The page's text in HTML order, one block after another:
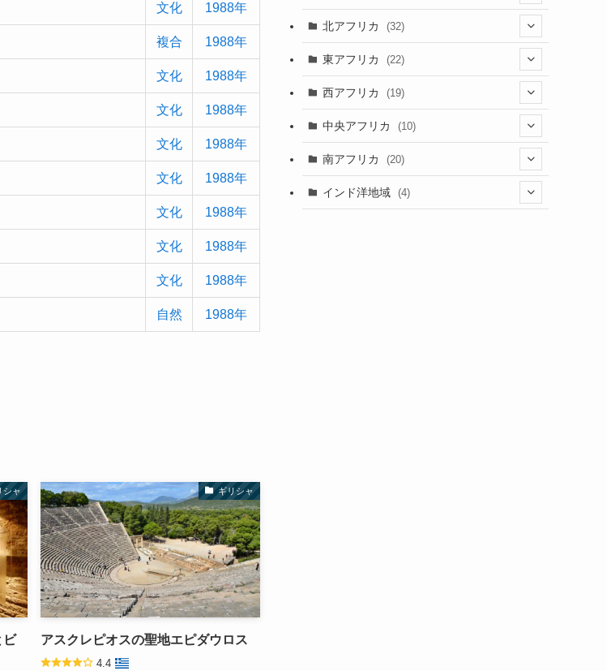
文化 1988年
複合 1988年
文化 1988年
文化 1988年
文化 1988年
文化 1988年
文化 1988年
文化 1988年
文化 1988年
自然 1988年
シャ
ビ
ギリシャ
アスクレピオスの聖地エピダウロス
4.4
(12)
(1)
(3)
(5)
(5)
(46)
(2)
(35)
(12)
(1)
(4)
(8)
(4)
(5)
(15)
(5)
(3)
(1)
(1)
(1)
(3)
(4)
(5)
(21)
(6)
(16)
(1)
(1)
(1)
北アフリカ (32)
(7)
(6)
(7)
東アフリカ (22)
(7)
(6)
(3)
西アフリカ (19)
(1)
(1)
中央アフリカ (10)
(1)
(2)
南アフリカ (20)
(1)
インド洋地域 (4)